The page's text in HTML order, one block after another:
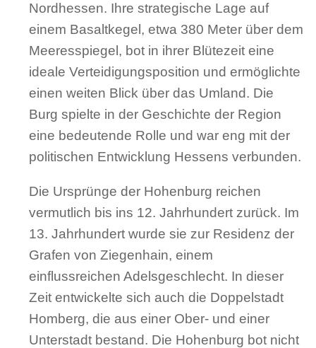
Nordhessen. Ihre strategische Lage auf
einem Basaltkegel, etwa 380 Meter über dem
Meeresspiegel, bot in ihrer Blütezeit eine
ideale Verteidigungsposition und ermöglichte
einen weiten Blick über das Umland. Die
Burg spielte in der Geschichte der Region
eine bedeutende Rolle und war eng mit der
politischen Entwicklung Hessens verbunden.
Die Ursprünge der Hohenburg reichen
vermutlich bis ins 12. Jahrhundert zurück. Im
13. Jahrhundert wurde sie zur Residenz der
Grafen von Ziegenhain, einem
einflussreichen Adelsgeschlecht. In dieser
Zeit entwickelte sich auch die Doppelstadt
Homberg, die aus einer Ober- und einer
Unterstadt bestand. Die Hohenburg bot nicht